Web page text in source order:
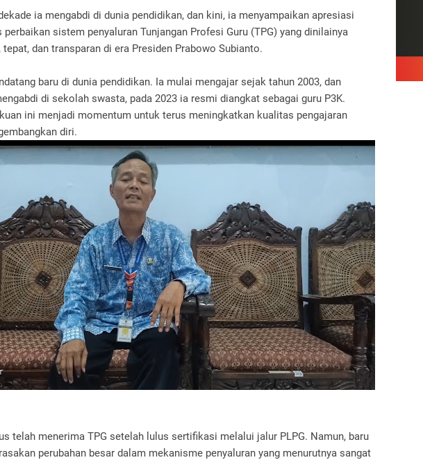
ia mengabdi di dunia pendidikan, dan kini, ia menyampaikan apresiasi
perbaikan sistem penyaluran Tunjangan Profesi Guru (TPG) yang dinilainya
dan transparan di era Presiden Prabowo Subianto.
baru di dunia pendidikan. Ia mulai mengajar sejak tahun 2003, dan
di sekolah swasta, pada 2023 ia resmi diangkat sebagai guru P3K.
ini menjadi momentum untuk terus meningkatkan kualitas pengajaran
diri.
telah menerima TPG setelah lulus sertifikasi melalui jalur PLPG. Namun, baru
perubahan besar dalam mekanisme penyaluran yang menurutnya sangat